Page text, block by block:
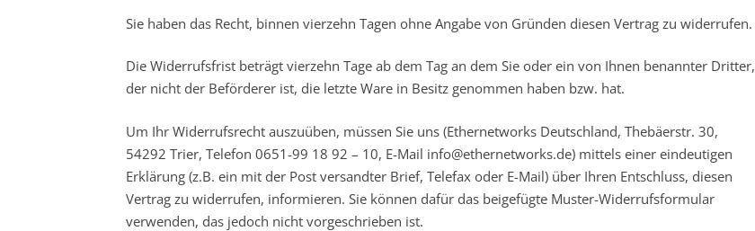
Sie haben das Recht, binnen vierzehn Tagen ohne Angabe von Gründen diesen Vertrag zu widerrufen.
Die Widerrufsfrist beträgt vierzehn Tage ab dem Tag an dem Sie oder ein von Ihnen benannter Dritter,
der nicht der Beförderer ist, die letzte Ware in Besitz genommen haben bzw. hat.
Um Ihr Widerrufsrecht auszuüben, müssen Sie uns (Ethernetworks Deutschland, Thebäerstr. 30,
54292 Trier, Telefon 0651-99 18 92 – 10, E-Mail info@ethernetworks.de) mittels einer eindeutigen
Erklärung (z.B. ein mit der Post versandter Brief, Telefax oder E-Mail) über Ihren Entschluss, diesen
Vertrag zu widerrufen, informieren. Sie können dafür das beigefügte Muster-Widerrufsformular
verwenden, das jedoch nicht vorgeschrieben ist.